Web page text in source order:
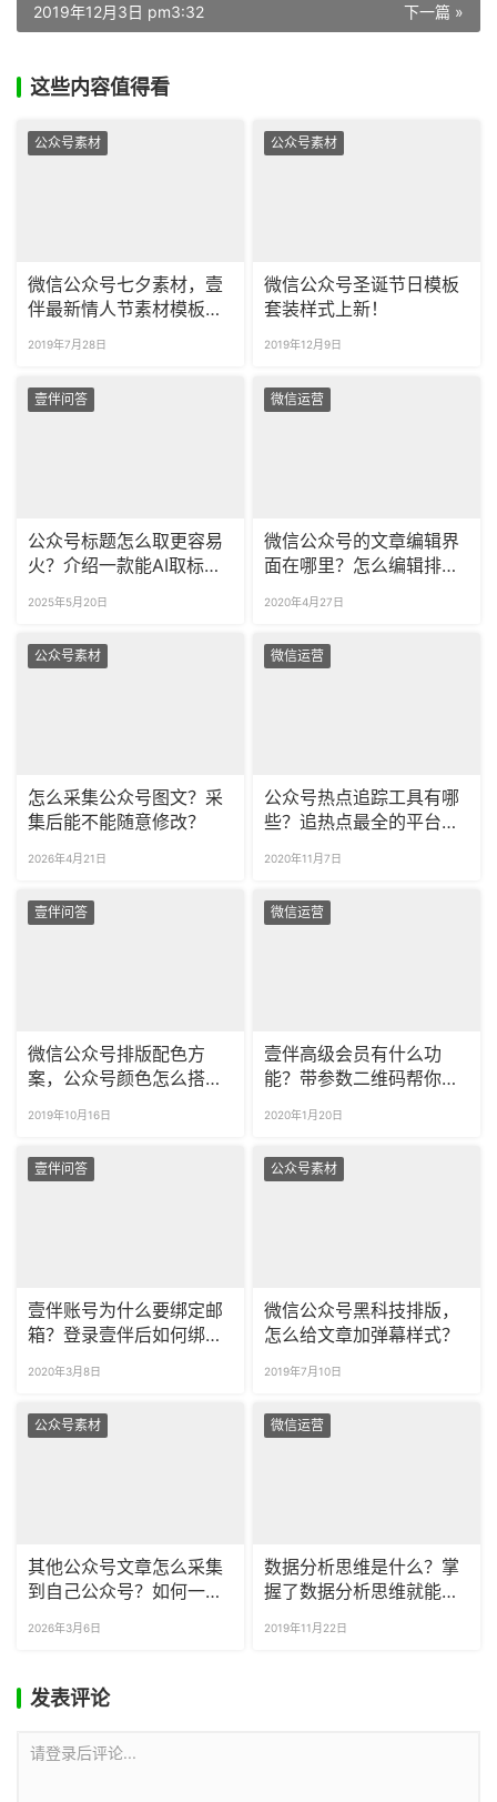
下一篇 »
2019年12月3日 pm3:32
这些内容值得看
公众号素材
微信公众号七夕素材，壹
伴最新情人节素材模板更
2019年7月28日
公众号素材
微信公众号圣诞节日模板
套装样式上新！
2019年12月9日
壹伴问答
公众号标题怎么取更容易
火？介绍一款能AI取标题
2025年5月20日
微信运营
微信公众号的文章编辑界
面在哪里？怎么编辑排
2020年4月27日
公众号素材
怎么采集公众号图文？采
集后能不能随意修改？
2026年4月21日
微信运营
公众号热点追踪工具有哪
些？追热点最全的平台在
2020年11月7日
壹伴问答
微信公众号排版配色方
案，公众号颜色怎么搭配
2019年10月16日
微信运营
壹伴高级会员有什么功
能？带参数二维码帮你统
2020年1月20日
壹伴问答
壹伴账号为什么要绑定邮
箱？登录壹伴后如何绑定
2020年3月8日
公众号素材
微信公众号黑科技排版，
怎么给文章加弹幕样式？
2019年7月10日
公众号素材
其他公众号文章怎么采集
到自己公众号？如何一次
2026年3月6日
微信运营
数据分析思维是什么？掌
握了数据分析思维就能做
2019年11月22日
发表评论
请登录后评论...